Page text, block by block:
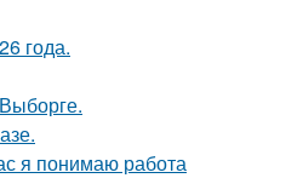
года.
я понимаю работа